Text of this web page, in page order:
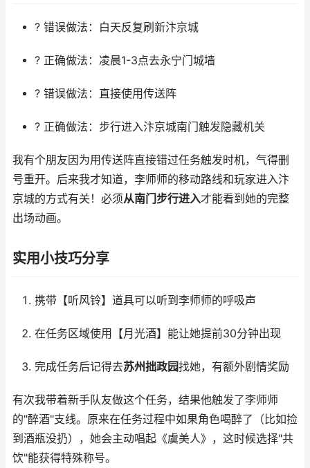
? 错误做法：白天反复刷新汴京城
? 正确做法：凌晨1-3点去永宁门城墙
? 错误做法：直接使用传送阵
? 正确做法：步行进入汴京城南门触发隐藏机关
我有个朋友因为用传送阵直接错过任务触发时机，气得删
号重开。后来我才知道，李师师的移动路线和玩家进入汴
京城的方式有关！必须从南门步行进入才能看到她的完整
出场动画。
实用小技巧分享
携带【听风铃】道具可以听到李师师的呼吸声
在任务区域使用【月光酒】能让她提前30分钟出现
完成任务后记得去苏州拙政园找她，有额外剧情奖励
有次我带着新手队友做这个任务，结果他触发了李师师
的"醉酒"支线。原来在任务过程中如果角色喝醉了（比如捡
到酒瓶没扔），她会主动唱起《虞美人》，这时候选择"共
饮"能获得特殊称号。